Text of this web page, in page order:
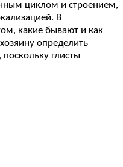
циклом и строением,
В
какие бывают и как
определить
глисты